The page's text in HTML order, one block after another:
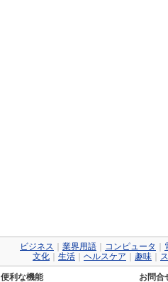
ビジネス 業界用語 コンピュータ
文化
生活 ヘルスケア 趣味
便利な機能
お問合